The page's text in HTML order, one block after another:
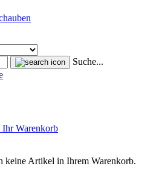
Suche...
Ihr Warenkorb
keine Artikel in Ihrem Warenkorb.